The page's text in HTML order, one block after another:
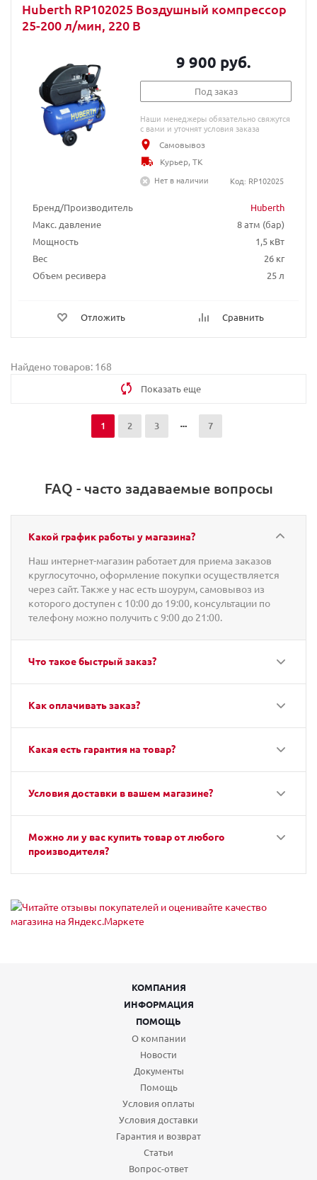
Huberth RP102025 Воздушный компрессор
25-200 л/мин, 220 В
Бренд/Производитель
Huberth
Макс. давление
8 атм (бар)
Мощность
1,5 кВт
Вес
26 кг
Объем ресивера
25 л
Отложить Сравнить
9 900 руб.
Под заказ
Наши менеджеры обязательно свяжутся
с вами и уточнят условия заказа
Самовывоз
Курьер, ТК
Нет в наличии
Код: RP102025
Найдено товаров: 168
Показать еще
1 2 3 7
FAQ - часто задаваемые вопросы
Какой график работы у магазина?
Наш интернет-магазин работает для приема заказов
круглосуточно, оформление покупки осуществляется
через сайт. Также у нас есть шоурум, самовывоз из
которого доступен с 10:00 до 19:00, консультации по
телефону можно получить с 9:00 до 21:00.
Что такое быстрый заказ?
Как оплачивать заказ?
Какая есть гарантия на товар?
Условия доставки в вашем магазине?
Можно ли у вас купить товар от любого
производителя?
КОМПАНИЯ
ИНФОРМАЦИЯ
ПОМОЩЬ
О компании
Новости
Документы
Помощь
Условия оплаты
Условия доставки
Гарантия и возврат
Статьи
Вопрос-ответ